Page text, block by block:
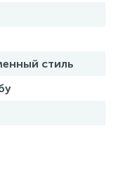
стиль